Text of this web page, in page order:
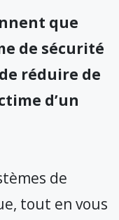
que
de sécurité
réduire de
d’un
de
tout en vous